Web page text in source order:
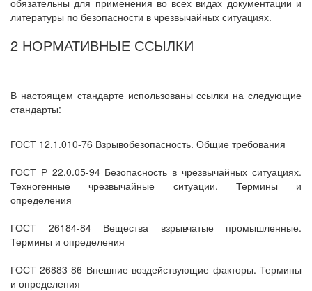
обязательны для применения во всех видах документации и
литературы по безопасности в чрезвычайных ситуациях.
2 НОРМАТИВНЫЕ ССЫЛКИ
В настоящем стандарте использованы ссылки на следующие
стандарты:
ГОСТ 12.1.010-76 Взрывобезопасность. Общие требования
ГОСТ Р 22.0.05-94 Безопасность в чрезвычайных ситуациях.
Техногенные чрезвычайные ситуации. Термины и
определения
ГОСТ 26184-84 Вещества взрывчатые промышленные.
Термины и определения
ГОСТ 26883-86 Внешние воздействующие факторы. Термины
и определения